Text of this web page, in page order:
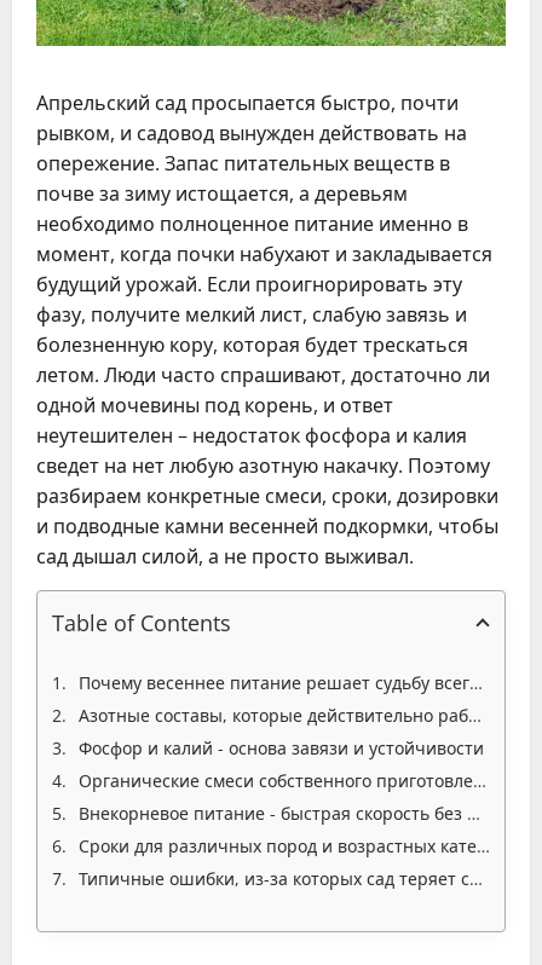
Апрельский сад просыпается быстро, почти
рывком, и садовод вынужден действовать на
опережение. Запас питательных веществ в
почве за зиму истощается, а деревьям
необходимо полноценное питание именно в
момент, когда почки набухают и закладывается
будущий урожай. Если проигнорировать эту
фазу, получите мелкий лист, слабую завязь и
болезненную кору, которая будет трескаться
летом. Люди часто спрашивают, достаточно ли
одной мочевины под корень, и ответ
неутешителен – недостаток фосфора и калия
сведет на нет любую азотную накачку. Поэтому
разбираем конкретные смеси, сроки, дозировки
и подводные камни весенней подкормки, чтобы
сад дышал силой, а не просто выживал.
Table of Contents
Почему весеннее питание решает судьбу всего сезона
Азотные составы, которые действительно работают
Фосфор и калий - основа завязи и устойчивости
Органические смеси собственного приготовления без мифов
Внекорневое питание - быстрая скорость без иллюзий
Сроки для различных пород и возрастных категорий
Типичные ошибки, из-за которых сад теряет силу